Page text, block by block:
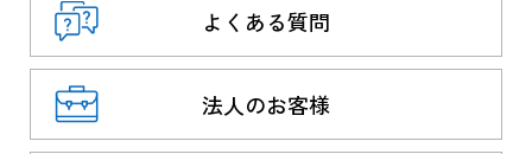
よくある質問
法人のお客様